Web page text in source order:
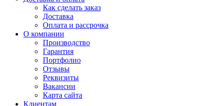
Как сделать заказ
Доставка
Оплата и рассрочка
О компании
Производство
Гарантия
Портфолио
Отзывы
Реквизиты
Вакансии
Карта сайта
Клиентам